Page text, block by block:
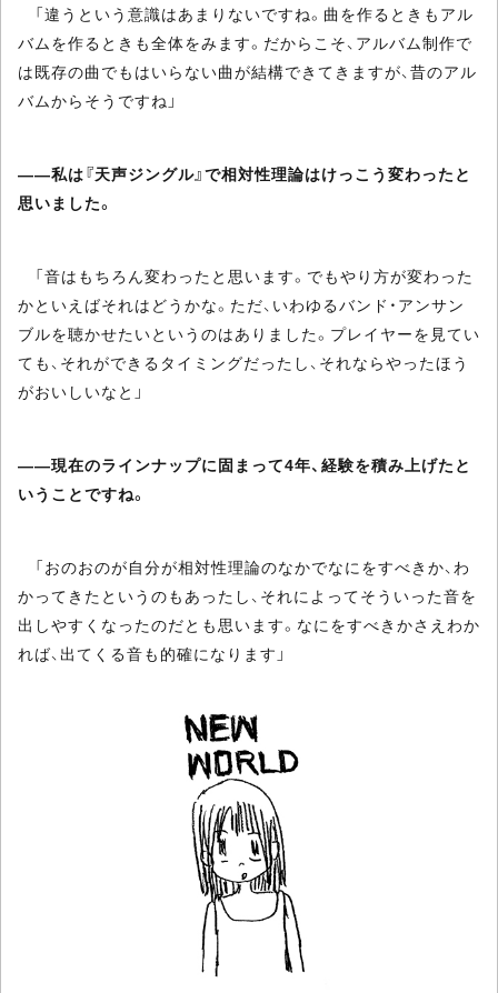
「違うという意識はあまりないですね。曲を作るときもアル
バムを作るときも全体をみます。だからこそ、アルバム制作で
は既存の曲でもはいらない曲が結構できてきますが、昔のアル
バムからそうですね」
――私は『天声ジングル』で相対性理論はけっこう変わったと
思いました。
「音はもちろん変わったと思います。でもやり方が変わった
かといえばそれはどうかな。ただ、いわゆるバンド・アンサン
ブルを聴かせたいというのはありました。プレイヤーを見てい
ても、それができるタイミングだったし、それならやったほう
がおいしいなと」
――現在のラインナップに固まって4年、経験を積み上げたと
いうことですね。
「おのおのが自分が相対性理論のなかでなにをすべきか、わ
かってきたというのもあったし、それによってそういった音を
出しやすくなったのだとも思います。なにをすべきかさえわか
れば、出てくる音も的確になります」